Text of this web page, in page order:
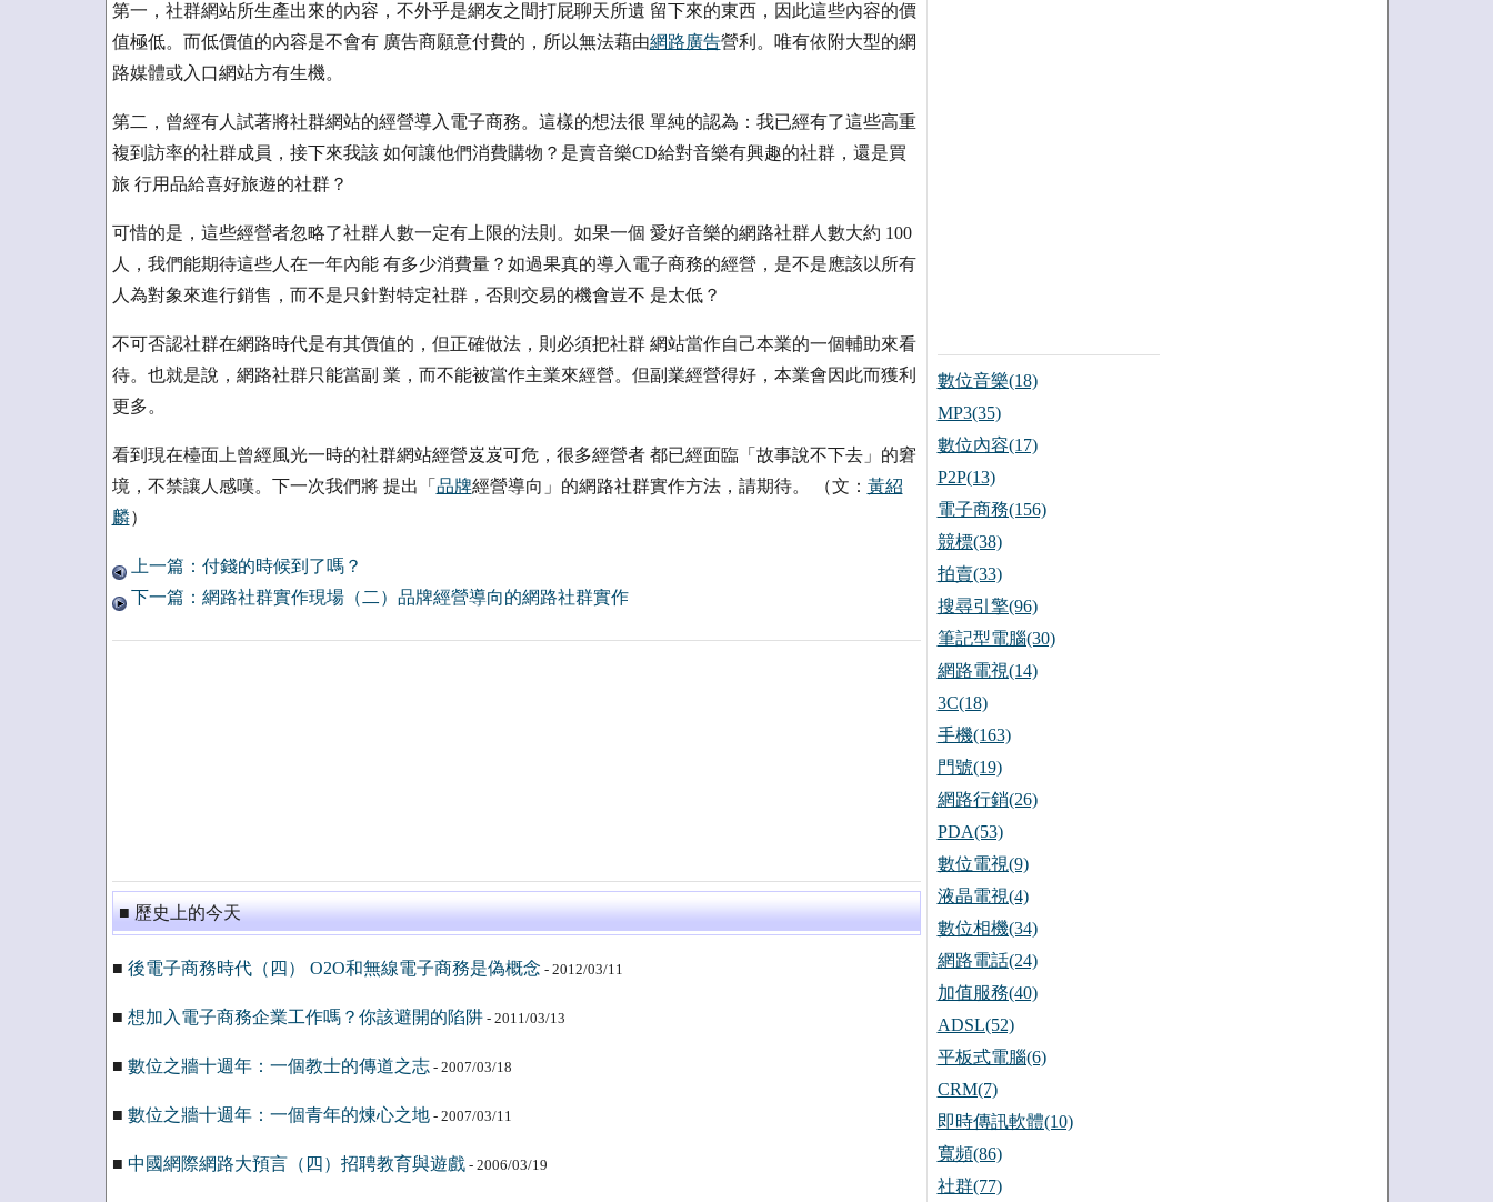
第一，社群網站所生產出來的內容，不外乎是網友之間打屁聊天所遺 留下來的東西，因此這些內容的價
值極低。而低價值的內容是不會有 廣告商願意付費的，所以無法藉由網路廣告營利。唯有依附大型的網
路媒體或入口網站方有生機。
第二，曾經有人試著將社群網站的經營導入電子商務。這樣的想法很 單純的認為：我已經有了這些高重
複到訪率的社群成員，接下來我該 如何讓他們消費購物？是賣音樂CD給對音樂有興趣的社群，還是買
旅 行用品給喜好旅遊的社群？
可惜的是，這些經營者忽略了社群人數一定有上限的法則。如果一個 愛好音樂的網路社群人數大約 100
人，我們能期待這些人在一年內能 有多少消費量？如過果真的導入電子商務的經營，是不是應該以所有
人為對象來進行銷售，而不是只針對特定社群，否則交易的機會豈不 是太低？
不可否認社群在網路時代是有其價值的，但正確做法，則必須把社群 網站當作自己本業的一個輔助來看
待。也就是說，網路社群只能當副 業，而不能被當作主業來經營。但副業經營得好，本業會因此而獲利
更多。
看到現在檯面上曾經風光一時的社群網站經營岌岌可危，很多經營者 都已經面臨「故事說不下去」的窘
境，不禁讓人感嘆。下一次我們將 提出「 品牌經營導向」的網路社群實作方法，請期待。 （文： 黃紹
麟）
上一篇：付錢的時候到了嗎？
下一篇：網路社群實作現場（二）品牌經營導向的網路社群實作
■ 歷史上的今天
■ 後電子商務時代（四） O2O和無線電子商務是偽概念 - 2012/03/11
■ 想加入電子商務企業工作嗎？你該避開的陷阱- 2011/03/13
■ 數位之牆十週年：一個教士的傳道之志- 2007/03/18
■ 數位之牆十週年：一個青年的煉心之地- 2007/03/11
■ 中國網際網路大預言（四）招聘教育與遊戲- 2006/03/19
數位音樂(18)
MP3(35)
數位內容(17)
P2P(13)
電子商務(156)
競標(38)
拍賣(33)
搜尋引擎(96)
筆記型電腦(30)
網路電視(14)
3C(18)
手機(163)
門號(19)
網路行銷(26)
PDA(53)
數位電視(9)
液晶電視(4)
數位相機(34)
網路電話(24)
加值服務(40)
ADSL(52)
平板式電腦(6)
CRM(7)
即時傳訊軟體(10)
寬頻(86)
社群(77)